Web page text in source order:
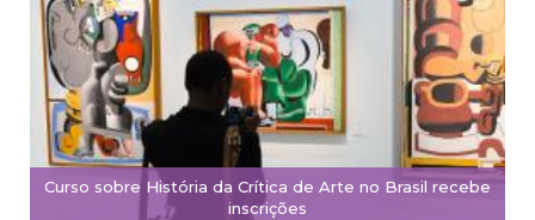
Curso sobre História da Crítica de Arte no Brasil recebe
inscrições